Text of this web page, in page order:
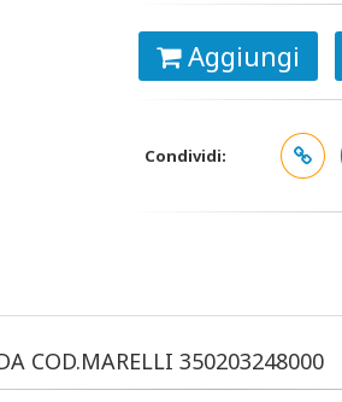
Aggiungi
Condividi:
COD.MARELLI 350203248000